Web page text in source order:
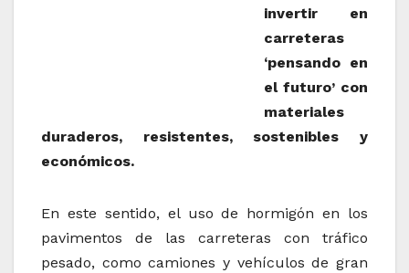
invertir en
carreteras
‘pensando en
el futuro’ con
materiales
duraderos, resistentes, sostenibles y
económicos.
En este sentido, el uso de hormigón en los
pavimentos de las carreteras con tráfico
pesado, como camiones y vehículos de gran